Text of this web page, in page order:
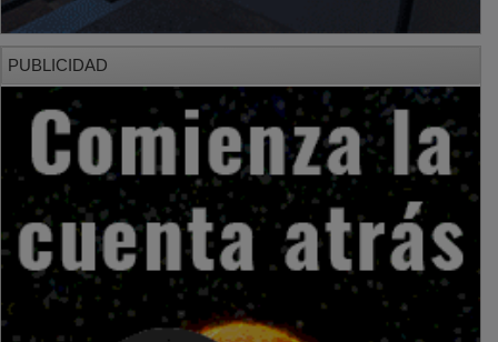
PUBLICIDAD